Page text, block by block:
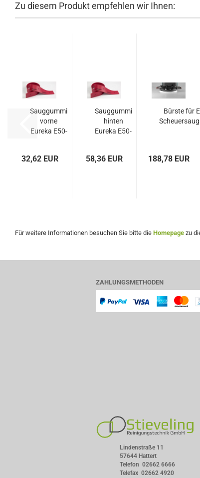
Zu diesem Produkt empfehlen wir Ihnen:
Sauggummi
vorne
Eureka E50-
32,62 EUR
Sauggummi
hinten
Eureka E50-
58,36 EUR
Bürste für
188,78 EUR
Für weitere Informationen besuchen Sie bitte dieHomepage zu
ZAHLUNGSMETHODEN
Lindenstraße 11
57644 Hattert
Telefon 02662 6666
Telefax 02662 4920